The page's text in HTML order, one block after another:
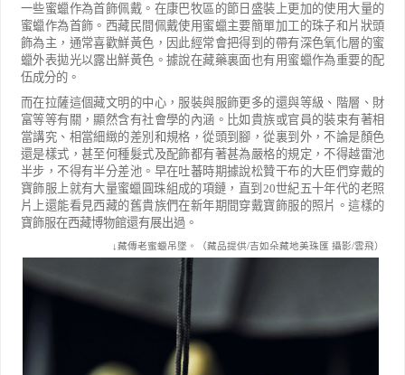
一些蜜蠟作為首飾佩戴。在康巴牧區的節日盛裝上更加的使用大量的
蜜蠟作為首飾。西藏民間佩戴使用蜜蠟主要簡單加工的珠子和片狀頭
飾為主，通常喜歡鮮黃色，因此經常會把得到的帶有深色氧化層的蜜
蠟外表拋光以露出鮮黃色。據說在藏藥裏面也有用蜜蠟作為重要的配
伍成分的。
而在拉薩這個藏文明的中心，服裝與服飾更多的還與等級、階層、財
富等等有關，顯然含有社會學的內涵。比如貴族或官員的裝束有著相
當講究、相當細緻的差別和規格，從頭到腳，從裏到外，不論是顏色
還是樣式，甚至何種髮式及配飾都有著甚為嚴格的規定，不得越雷池
半步，不得有半分差池。早在吐蕃時期據說松贊干布的大臣們穿戴的
寶飾服上就有大量蜜蠟圓珠組成的項鏈，直到 20世紀五十年代的老照
片上還能看見西藏的舊貴族們在新年期間穿戴寶飾服的照片。這樣的
寶飾服在西藏博物館還有展出過。
↓藏傳老蜜蠟吊墜。（藏品提供/吉如朵藏地美珠匯 攝影/雲飛）